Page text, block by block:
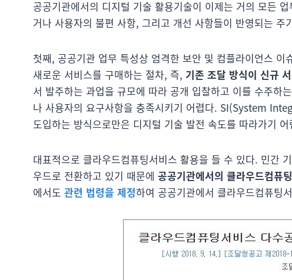
공공기관에서의 디지털 기술 활용기술이 이제는 거의 모든
거나 사용자의 불편 사항, 그리고 개선 사항들이 반영되는
첫째, 공공기관 업무 특성상 엄격한 보안 및 컴플라이언스 이
새로운 서비스를 구매하는 절차, 즉, 기존 조달 방식이 신규
서 발주하는 과업을 규모에 따라 공개 입찰하고 이를 수주하
나 사용자의 요구사항을 충족시키기 어렵다. SI(System
도입하는 방식으로만은 디지털 기술 발전 속도를 따라가기
대표적으로 클라우드컴퓨팅서비스 활용을 들 수 있다. 민
우드로 전환하고 있기 때문에 공공기관에서의 클라우드컴퓨
에서도 관련 법령을 제정하여 공공기관에서 클라우드컴퓨팅